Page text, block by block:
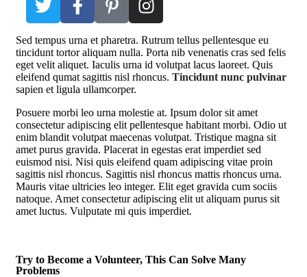
Sed tempus urna et pharetra. Rutrum tellus pellentesque eu
tincidunt tortor aliquam nulla. Porta nib venenatis cras sed felis
eget velit aliquet. Iaculis urna id volutpat lacus laoreet. Quis
eleifend qumat sagittis nisl rhoncus. Tincidunt nunc pulvinar
sapien et ligula ullamcorper.
Posuere morbi leo urna molestie at. Ipsum dolor sit amet
consectetur adipiscing elit pellentesque habitant morbi. Odio ut
enim blandit volutpat maecenas volutpat. Tristique magna sit
amet purus gravida. Placerat in egestas erat imperdiet sed
euismod nisi. Nisi quis eleifend quam adipiscing vitae proin
sagittis nisl rhoncus. Sagittis nisl rhoncus mattis rhoncus urna.
Mauris vitae ultricies leo integer. Elit eget gravida cum sociis
natoque. Amet consectetur adipiscing elit ut aliquam purus sit
amet luctus. Vulputate mi quis imperdiet.
Try to Become a Volunteer, This Can Solve Many
Problems